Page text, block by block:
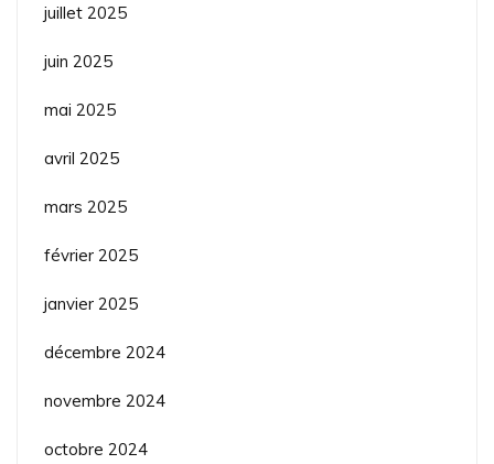
juillet 2025
juin 2025
mai 2025
avril 2025
mars 2025
février 2025
janvier 2025
décembre 2024
novembre 2024
octobre 2024